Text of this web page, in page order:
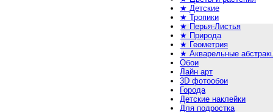
★ Детские
★ Тропики
★ Перья-Листья
★ Природа
★ Геометрия
★ Акварельные
Обои
Лайн арт
3D фотообои
Города
Детские наклейки
Для подростка